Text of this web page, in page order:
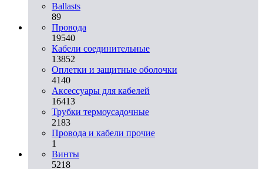
Ballasts
89
Провода
19540
Кабели соединительные
13852
Оплетки и защитные оболочки
4140
Аксессуары для кабелей
16413
Трубки термоусадочные
2183
Провода и кабели прочие
1
Винты
5218